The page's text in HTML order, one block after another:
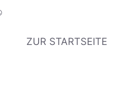
ZUR STARTSEITE